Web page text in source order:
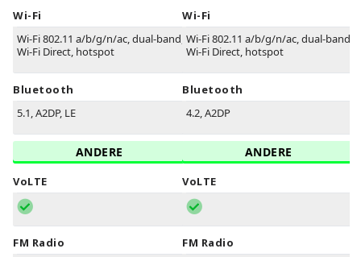
Wi-Fi
Wi-Fi 802.11 a/b/g/n/ac, dual-band,
Wi-Fi Direct, hotspot
Bluetooth
5.1, A2DP, LE
ANDERE
VoLTE
FM Radio
Wi-Fi
Wi-Fi 802.11 a/b/g/n/ac, dual-band,
Wi-Fi Direct, hotspot
Bluetooth
4.2, A2DP
ANDERE
VoLTE
FM Radio